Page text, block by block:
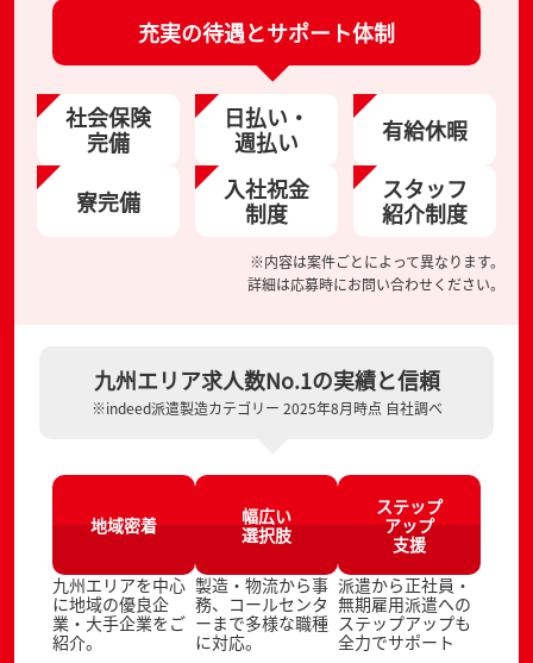
充実の待遇とサポート体制
社会保険
完備
日払い・
週払い 有給休暇
寮完備 入社祝金
制度
スタッフ
紹介制度
※内容は案件ごとによって異なります。
詳細は応募時にお問い合わせください。
九州エリア求人数No.1の実績と信頼
※indeed派遣製造カテゴリー 2025年8月時点 自社調べ
地域密着
九州エリアを中心
に地域の優良企
業・大手企業をご
紹介。
幅広い
選択肢
製造・物流から事
務、コールセンタ
ーまで多様な職種
に対応。
ステップ
アップ
支援
派遣から正社員・
無期雇用派遣への
ステップアップも
全力でサポート